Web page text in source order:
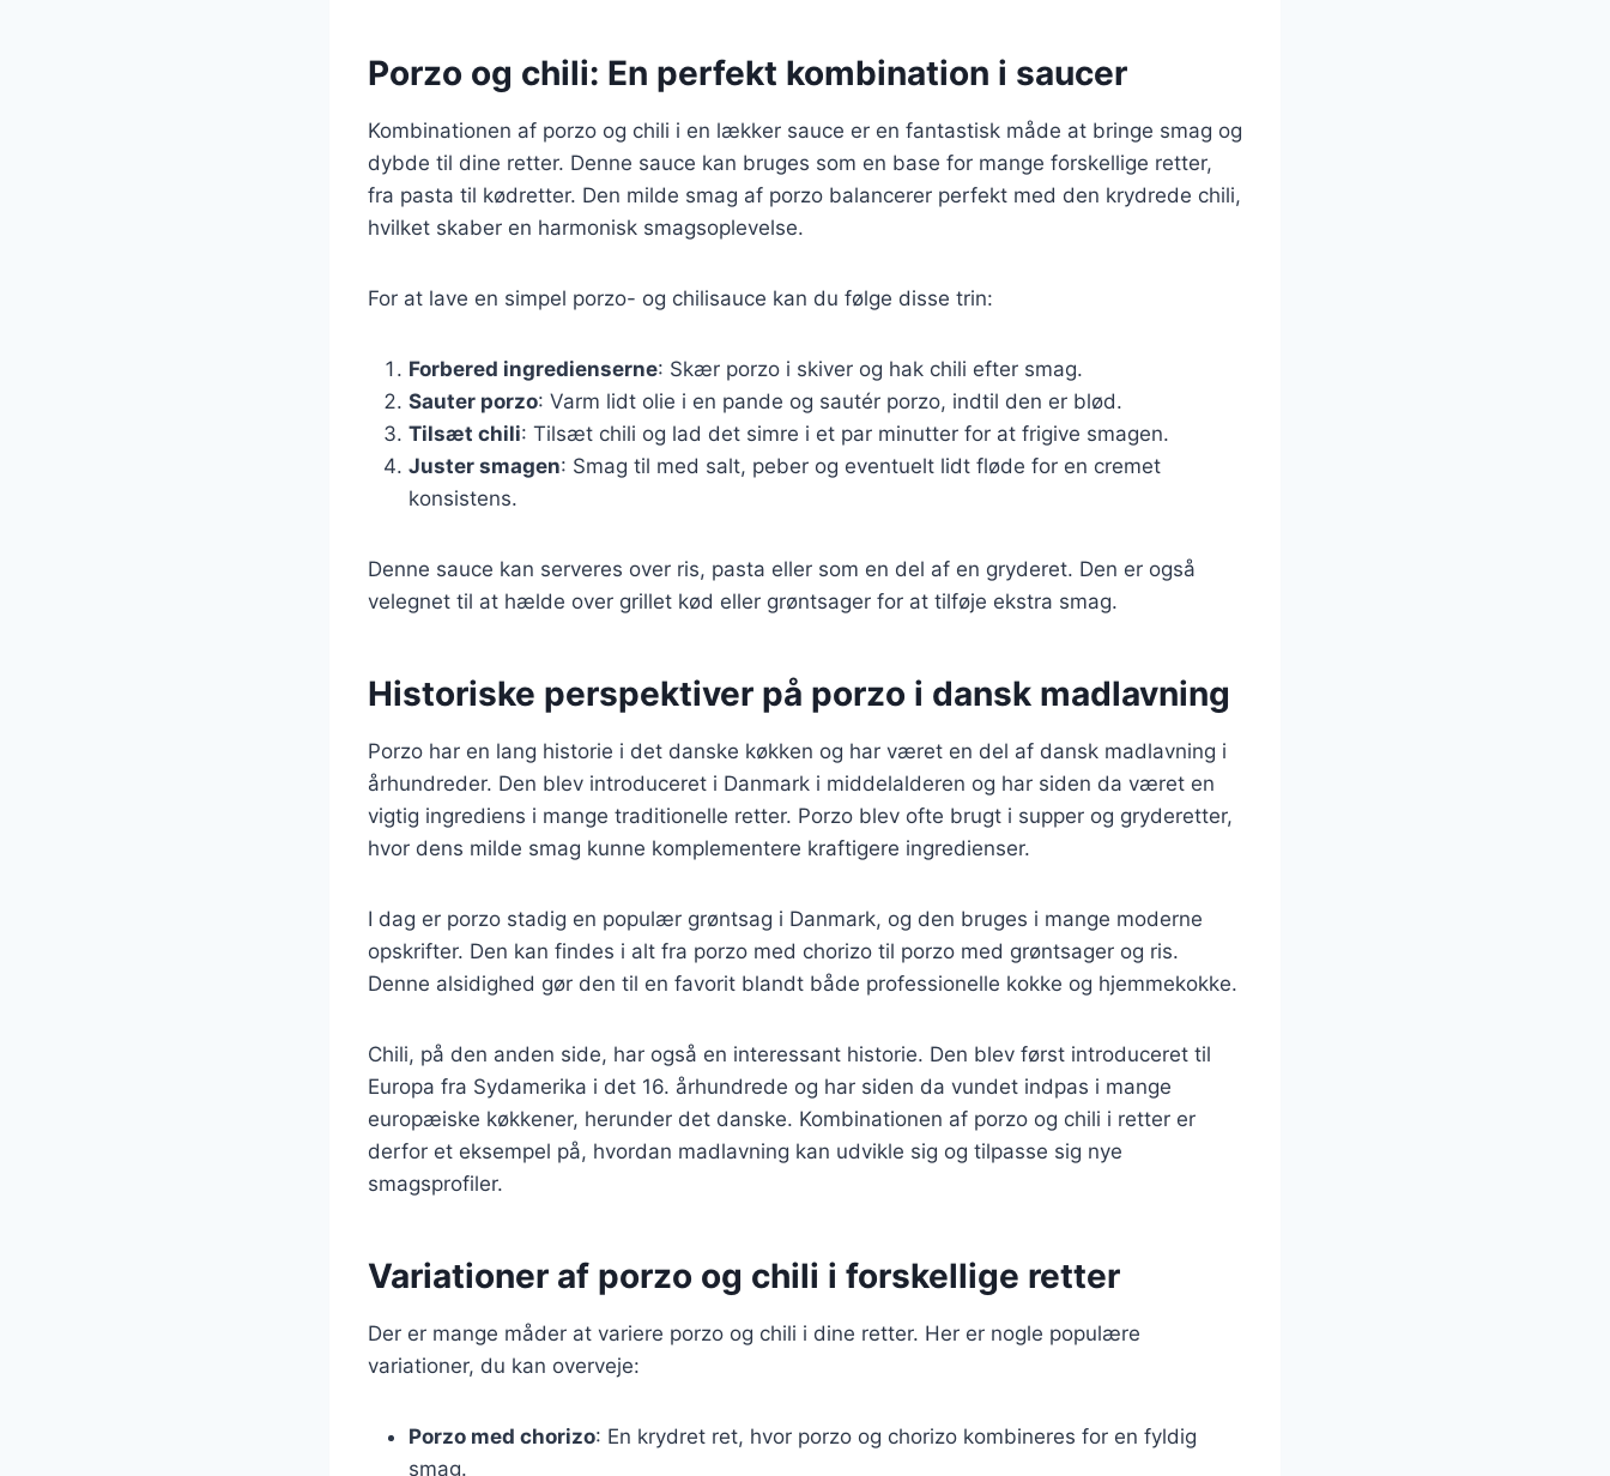
Porzo og chili: En perfekt kombination i saucer
Kombinationen af porzo og chili i en lækker sauce er en fantastisk måde at bringe smag og
dybde til dine retter. Denne sauce kan bruges som en base for mange forskellige retter,
fra pasta til kødretter. Den milde smag af porzo balancerer perfekt med den krydrede chili,
hvilket skaber en harmonisk smagsoplevelse.
For at lave en simpel porzo- og chilisauce kan du følge disse trin:
Forbered ingredienserne: Skær porzo i skiver og hak chili efter smag.
Sauter porzo: Varm lidt olie i en pande og sautér porzo, indtil den er blød.
Tilsæt chili: Tilsæt chili og lad det simre i et par minutter for at frigive smagen.
Juster smagen: Smag til med salt, peber og eventuelt lidt fløde for en cremet
konsistens.
Denne sauce kan serveres over ris, pasta eller som en del af en gryderet. Den er også
velegnet til at hælde over grillet kød eller grøntsager for at tilføje ekstra smag.
Historiske perspektiver på porzo i dansk madlavning
Porzo har en lang historie i det danske køkken og har været en del af dansk madlavning i
århundreder. Den blev introduceret i Danmark i middelalderen og har siden da været en
vigtig ingrediens i mange traditionelle retter. Porzo blev ofte brugt i supper og gryderetter,
hvor dens milde smag kunne komplementere kraftigere ingredienser.
I dag er porzo stadig en populær grøntsag i Danmark, og den bruges i mange moderne
opskrifter. Den kan findes i alt fra porzo med chorizo til porzo med grøntsager og ris.
Denne alsidighed gør den til en favorit blandt både professionelle kokke og hjemmekokke.
Chili, på den anden side, har også en interessant historie. Den blev først introduceret til
Europa fra Sydamerika i det 16. århundrede og har siden da vundet indpas i mange
europæiske køkkener, herunder det danske. Kombinationen af porzo og chili i retter er
derfor et eksempel på, hvordan madlavning kan udvikle sig og tilpasse sig nye
smagsprofiler.
Variationer af porzo og chili i forskellige retter
Der er mange måder at variere porzo og chili i dine retter. Her er nogle populære
variationer, du kan overveje:
Porzo med chorizo: En krydret ret, hvor porzo og chorizo kombineres for en fyldig
smag.